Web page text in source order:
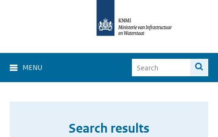
MENU
Search results